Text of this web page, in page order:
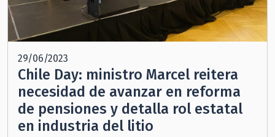
29/06/2023
Chile Day: ministro Marcel reitera
necesidad de avanzar en reforma
de pensiones y detalla rol estatal
en industria del litio